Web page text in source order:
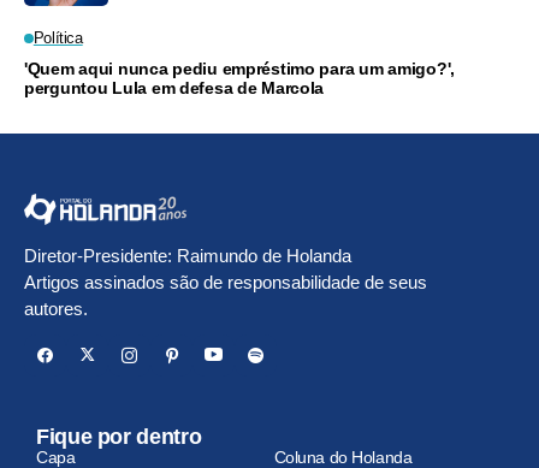
Política
'Quem aqui nunca pediu empréstimo para um amigo?',
perguntou Lula em defesa de Marcola
Diretor-Presidente: Raimundo de Holanda
Artigos assinados são de responsabilidade de seus
autores.
Fique por dentro
Capa
Coluna do Holanda